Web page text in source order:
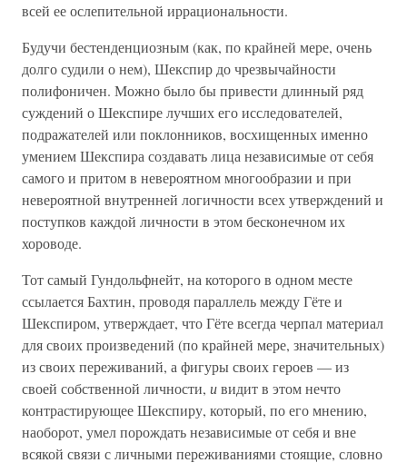
всей ее ослепительной иррациональности.
Будучи бестенденциозным (как, по крайней мере, очень
долго судили о нем), Шекспир до чрезвычайности
полифоничен. Можно было бы привести длинный ряд
суждений о Шекспире лучших его исследователей,
подражателей или поклонников, восхищенных именно
умением Шекспира создавать лица независимые от себя
самого и притом в невероятном многообразии и при
невероятной внутренней логичности всех утверждений и
поступков каждой личности в этом бесконечном их
хороводе.
Тот самый Гундольфнейт, на которого в одном месте
ссылается Бахтин, проводя параллель между Гёте и
Шекспиром, утверждает, что Гёте всегда черпал материал
для своих произведений (по крайней мере, значительных)
из своих переживаний, а фигуры своих героев — из
своей собственной личности, ивидит в этом нечто
контрастирующее Шекспиру, который, по его мнению,
наоборот, умел порождать независимые от себя и вне
всякой связи с личными переживаниями стоящие, словно